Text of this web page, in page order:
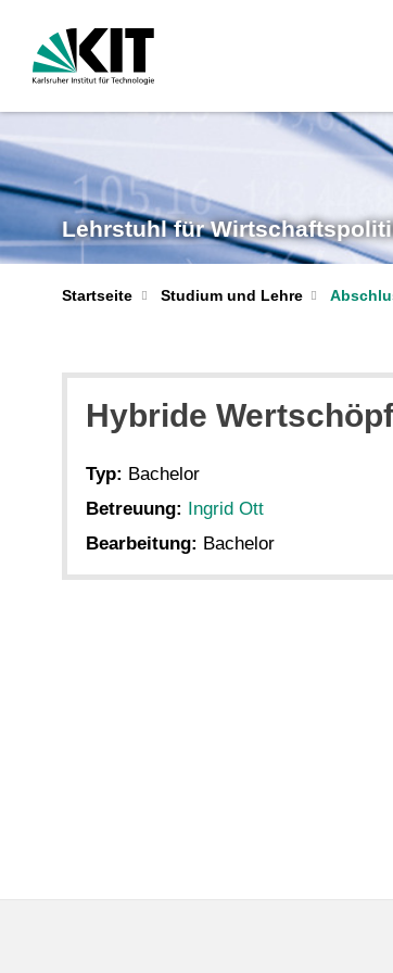
Lehrstuhl für
Startseite Studium und Lehre
Hybride
Typ: Bachelor
Betreuung: Ingrid Ott
Bearbeitung: Bachelor